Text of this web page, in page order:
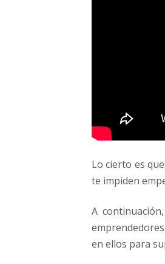
Lo cierto es
te impiden
A
en ellos para